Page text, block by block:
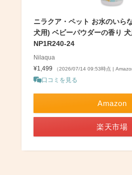
ニラクア・ペット お水のいら
犬用) ベビーパウダーの香り
NP1R240-24
Nilaqua
¥1,499
（2026/07/14 09:53時点 |
口コミを見る
Amazon
楽天市場